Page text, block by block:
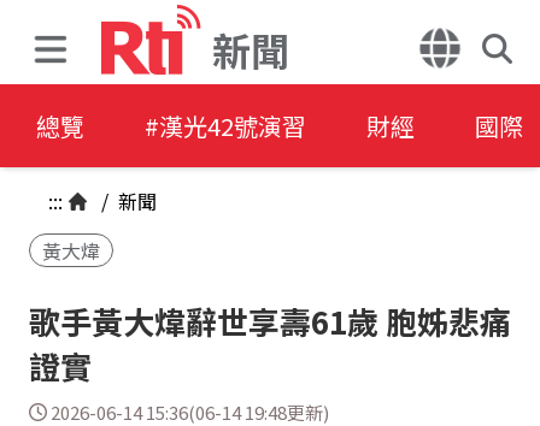
新聞
總覽 #漢光42號演習 財經 國際
::: / 新聞
黃大煒
歌手黃大煒辭世享壽61歲 胞姊悲痛
證實
2026-06-14 15:36(06-14 19:48更新)